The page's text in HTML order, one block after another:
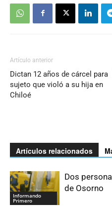
Artículo anterior
Dictan 12 años de cárcel para
sujeto que violó a su hija en
Chiloé
Artículos relacionados
Informando
Primero
Dos
de Osorno